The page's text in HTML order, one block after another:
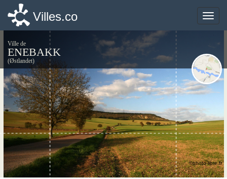
Toggle
Villes.co
Ville de
ENEBAKK
(Østlandet)
©photo-libre.fr
Toggle
Villes.co